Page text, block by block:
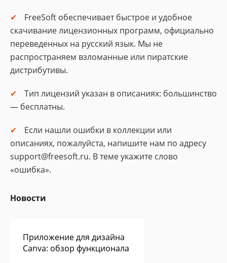
FreeSoft обеспечивает быстрое и удобное
скачивание лицензионных программ, официально
переведенных на русский язык. Мы не
распространяем взломанные или пиратские
дистрибутивы.
Тип лицензий указан в описаниях: большинство
— бесплатны.
Если нашли ошибки в коллекции или
описаниях, пожалуйста, напишите нам по адресу
support@freesoft.ru. В теме укажите слово
«ошибка».
Новости
Приложение для дизайна
Canva: обзор функционала